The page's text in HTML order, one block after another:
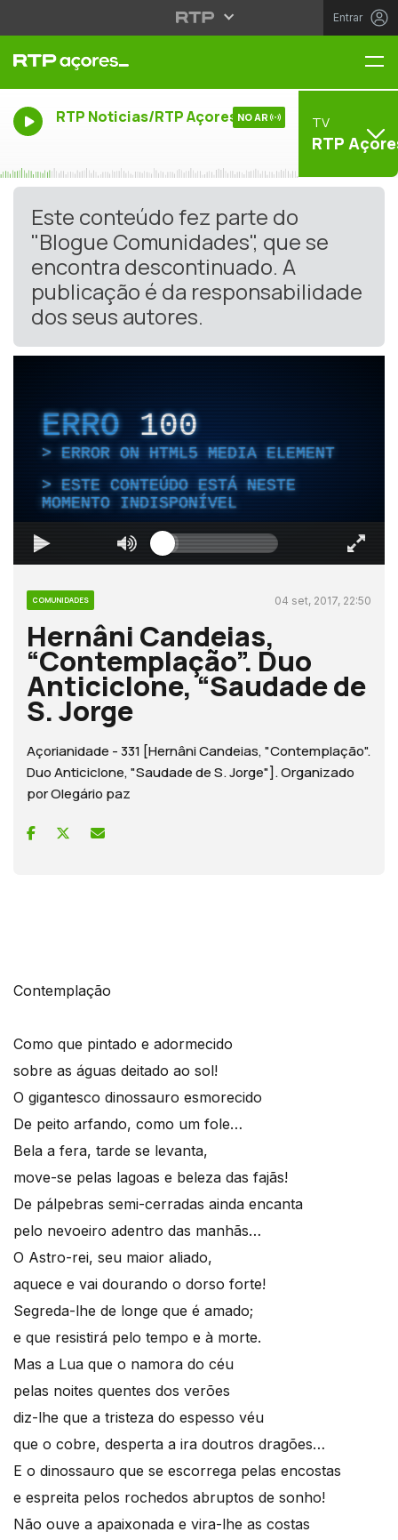
Entrar
RTP Noticias/RTP Açores NO AR TV
RTP
Este conteúdo fez parte do
"Blogue Comunidades", que se
encontra descontinuado. A
publicação é da responsabilidade
dos seus autores.
ERRO 100
ERROR ON HTML5 MEDIA ELEMENT
ESTE CONTEÚDO ESTÁ NESTE
MOMENTO INDISPONÍVEL
COMUNIDADES 04 set, 2017, 22:50
Hernâni Candeias,
“Contemplação”. Duo
Anticiclone, “Saudade de
S. Jorge
Açorianidade - 331 [Hernâni Candeias, "Contemplação".
Duo Anticiclone, "Saudade de S. Jorge"]. Organizado
por Olegário paz
Contemplação
Como que pintado e adormecido
sobre as águas deitado ao sol!
O gigantesco dinossauro esmorecido
De peito arfando, como um fole…
Bela a fera, tarde se levanta,
move-se pelas lagoas e beleza das fajãs!
De pálpebras semi-cerradas ainda encanta
pelo nevoeiro adentro das manhãs…
O Astro-rei, seu maior aliado,
aquece e vai dourando o dorso forte!
Segreda-lhe de longe que é amado;
e que resistirá pelo tempo e à morte.
Mas a Lua que o namora do céu
pelas noites quentes dos verões
diz-lhe que a tristeza do espesso véu
que o cobre, desperta a ira doutros dragões…
E o dinossauro que se escorrega pelas encostas
e espreita pelos rochedos abruptos de sonho!
Não ouve a apaixonada e vira-lhe as costas